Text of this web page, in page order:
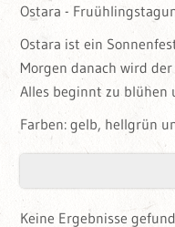
Ostara -
Ostara ist ein
Morgen danach wird
Alles beginnt zu blühen
Farben: gelb, hellgrün
Keine Ergebnisse